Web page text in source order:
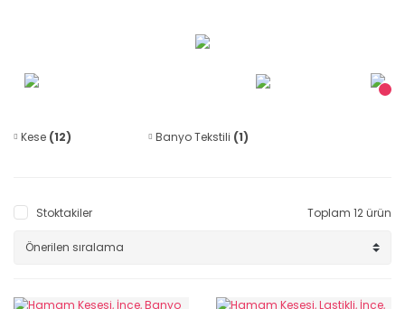
Kese (12) Banyo Tekstili (1)
Stoktakiler Toplam 12 ürün